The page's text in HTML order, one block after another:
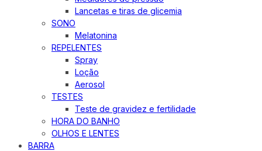
Lancetas e tiras de glicemia
SONO
Melatonina
REPELENTES
Spray
Loção
Aerosol
TESTES
Teste de gravidez e fertilidade
HORA DO BANHO
OLHOS E LENTES
BARRA